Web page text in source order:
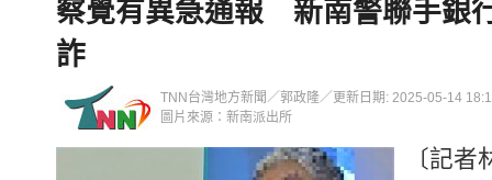
察覺有異急通報 新南警聯手銀
詐
TNN台灣地方新聞／郭政隆／更新日期: 2025-05-14
圖片來源：新南派出所
〔記